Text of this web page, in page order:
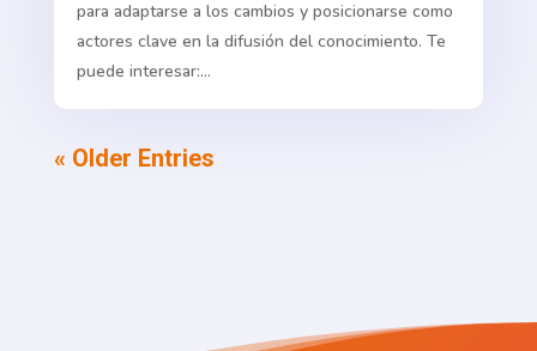
para adaptarse a los cambios y posicionarse como
actores clave en la difusión del conocimiento. Te
puede interesar:...
« Older Entries